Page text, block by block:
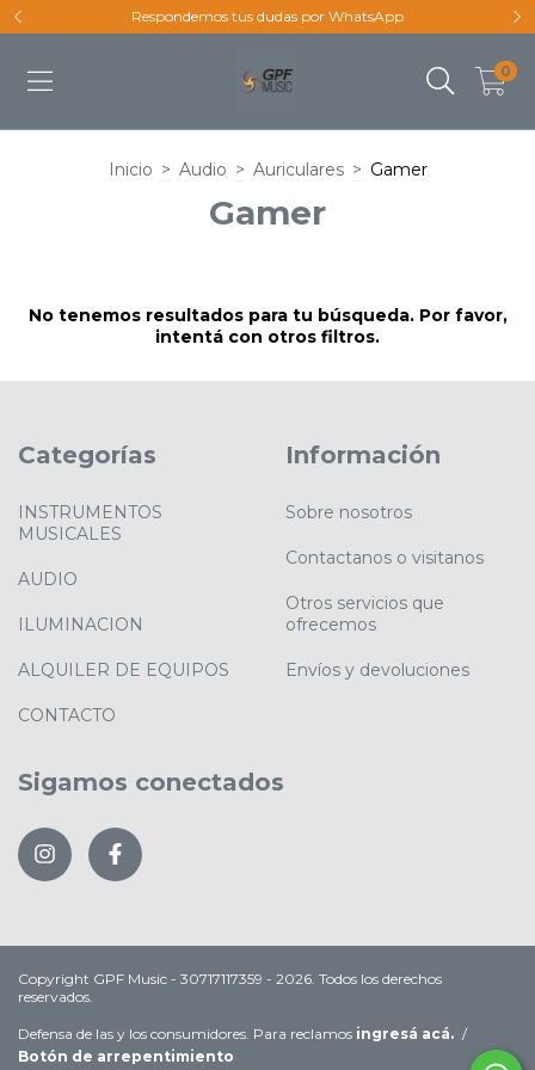
Respondemos tus dudas por WhatsApp
0
Inicio > Audio > Auriculares > Gamer
Gamer
No tenemos resultados para tu búsqueda. Por favor,
intentá con otros filtros.
Categorías
INSTRUMENTOS
MUSICALES
AUDIO
ILUMINACION
ALQUILER DE EQUIPOS
CONTACTO
Información
Sobre nosotros
Contactanos o visitanos
Otros servicios que
ofrecemos
Envíos y devoluciones
Sigamos conectados
Copyright GPF Music - 30717117359 - 2026. Todos los derechos
reservados.
Defensa de las y los consumidores. Para reclamos ingresá acá. /
Botón de arrepentimiento